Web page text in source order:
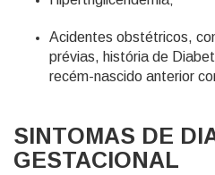
Acidentes obstétricos,
prévias, história de
recém-nascido anterior
SINTOMAS DE
GESTACIONAL